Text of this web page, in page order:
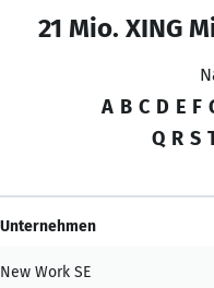
21 Mio. XING
A B C D E F
Q R S
Unternehmen
New Work SE